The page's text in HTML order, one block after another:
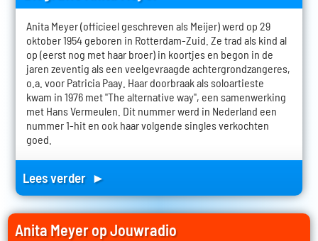
Anita Meyer (officieel geschreven als Meijer) werd op 29
oktober 1954 geboren in Rotterdam-Zuid. Ze trad als kind al
op (eerst nog met haar broer) in koortjes en begon in de
jaren zeventig als een veelgevraagde achtergrondzangeres,
o.a. voor Patricia Paay. Haar doorbraak als soloartieste
kwam in 1976 met "The alternative way", een samenwerking
met Hans Vermeulen. Dit nummer werd in Nederland een
nummer 1-hit en ook haar volgende singles verkochten
goed.
Lees verder ►
Anita Meyer op Jouwradio